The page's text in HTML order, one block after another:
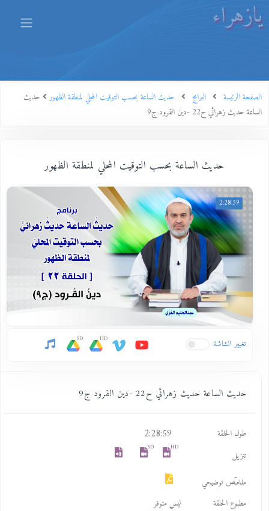
يازهراء
الصفحة الرئيسة البرامج حديث الساعة بحسب التوقيت المحلي لمنطقة الظهور
حديث
الساعة حديث زهرائي ح22 -دين القرود ج9
حديث الساعة بحسب التوقيت المحلي لمنطقة الظهور
2:28:59
تغيير الشاشة HD
SD
حديث الساعة حديث زهرائي ح22 -دين القرود ج9
طول الحلقة 2:28:59
تنزيل
HD
SD
ملخـّص توضيحي
مطبوع الحلقة
ليس متوفر